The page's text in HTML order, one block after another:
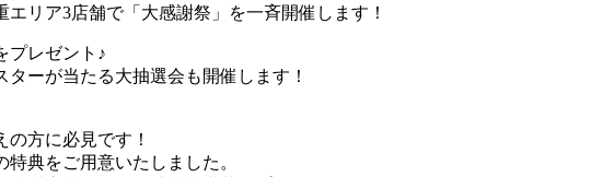
リア3店舗で「大感謝祭」を一斉開催します！
プレゼント♪
ーが当たる大抽選会も開催します！
方に必見です！
典をご用意いたしました。